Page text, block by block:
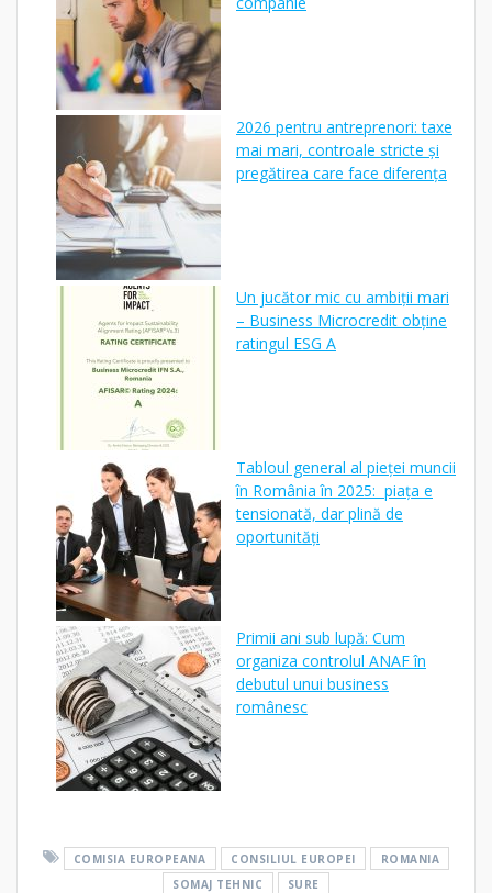
2026 pentru antreprenori: taxe
mai mari, controale stricte și
pregătirea care face diferența
Un jucător mic cu ambiții mari
– Business Microcredit obține
ratingul ESG A
Tabloul general al pieței muncii
în România în 2025: piața e
tensionată, dar plină de
oportunități
Primii ani sub lupă: Cum
organiza controlul ANAF în
debutul unui business
românesc
COMISIA EUROPEANA CONSILIUL EUROPEI
ROMANIA
SOMAJ TEHNIC
SURE